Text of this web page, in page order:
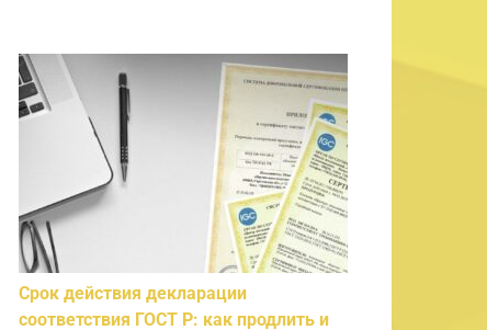
Срок действия декларации
соответствия ГОСТ Р: как продлить и